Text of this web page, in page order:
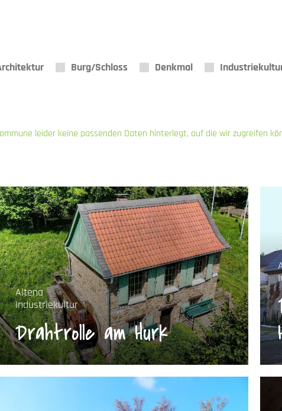
Burg/Schloss Denkmal
leider keine passenden Daten hinterlegt, auf die wir zugreifen
Altena
Industriekultur
Drahtrolle am Hurk